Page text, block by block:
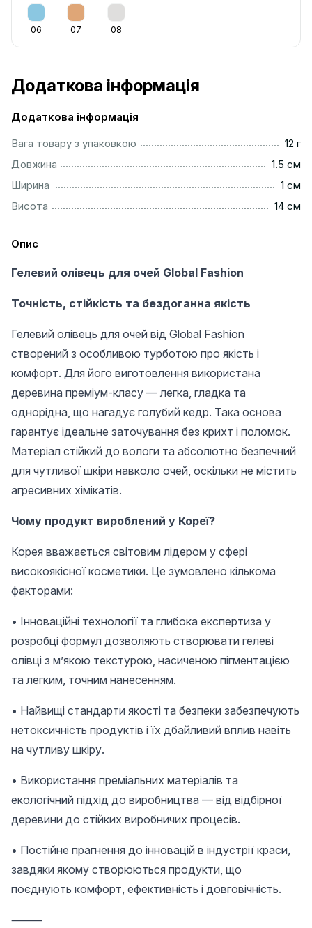
06 07 08
Додаткова інформація
Додаткова інформація
Вага товару з упаковкою
12 г
Довжина
1.5 см
Ширина
1 см
Висота
14 см
Опис
Гелевий олівець для очей Global Fashion
Точність, стійкість та бездоганна якість
Гелевий олівець для очей від Global Fashion
створений з особливою турботою про якість і
комфорт. Для його виготовлення використана
деревина преміум-класу — легка, гладка та
однорідна, що нагадує голубий кедр. Така основа
гарантує ідеальне заточування без крихт і поломок.
Матеріал стійкий до вологи та абсолютно безпечний
для чутливої шкіри навколо очей, оскільки не містить
агресивних хімікатів.
Чому продукт вироблений у Кореї?
Корея вважається світовим лідером у сфері
високоякісної косметики. Це зумовлено кількома
факторами:
• Інноваційні технології та глибока експертиза у
розробці формул дозволяють створювати гелеві
олівці з м’якою текстурою, насиченою пігментацією
та легким, точним нанесенням.
• Найвищі стандарти якості та безпеки забезпечують
нетоксичність продуктів і їх дбайливий вплив навіть
на чутливу шкіру.
• Використання преміальних матеріалів та
екологічний підхід до виробництва — від відбірної
деревини до стійких виробничих процесів.
• Постійне прагнення до інновацій в індустрії краси,
завдяки якому створюються продукти, що
поєднують комфорт, ефективність і довговічність.
⸻